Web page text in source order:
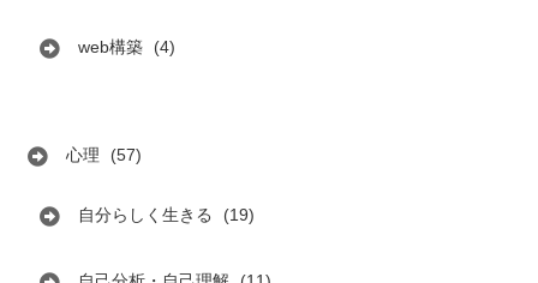
web構築 (4)
心理 (57)
自分らしく生きる (19)